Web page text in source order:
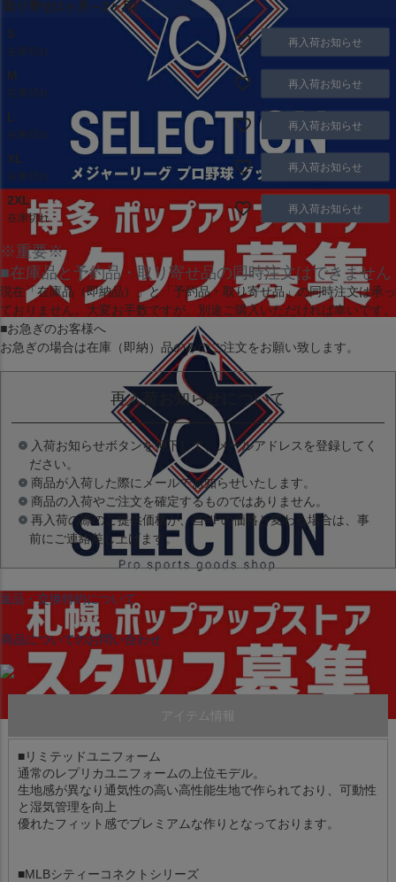
取り寄せ(1ヶ月～2ヶ月)
S
在庫切れ
再入荷お知らせ
M
在庫切れ
再入荷お知らせ
L
在庫切れ
再入荷お知らせ
XL
在庫切れ
再入荷お知らせ
2XL
在庫切れ
再入荷お知らせ
※重要※
■在庫品と予約品・取り寄せ品の同時注文はできません
現在「在庫品（即納品）」と「予約品・取り寄せ品」の同時注文は承っ
ておりません。大変お手数ですが、別途ご購入いただければ幸いです。
■お急ぎのお客様へ
お急ぎの場合は在庫（即納）品のみのご注文をお願い致します。
再入荷お知らせについて
入荷お知らせボタンを押下して、メールアドレスを登録してく
ださい。
商品が入荷した際にメールでお知らせいたします。
商品の入荷やご注文を確定するものではありません。
再入荷の際のご提供価格が、当HPの価格と変わる場合は、事
前にご連絡差し上げます。
返品・交換特約について
商品についてのお問い合わせ
アイテム情報
■リミテッドユニフォーム
通常のレプリカユニフォームの上位モデル。
生地感が異なり通気性の高い高性能生地で作られており、可動性
と湿気管理を向上
優れたフィット感でプレミアムな作りとなっております。
■MLBシティーコネクトシリーズ